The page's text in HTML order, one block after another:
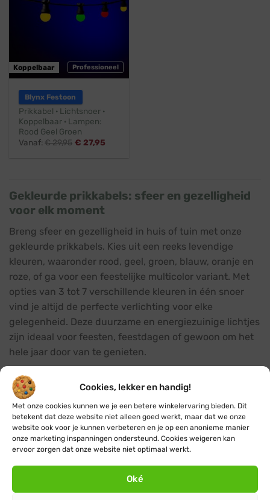
Cookies, lekker en handig!
Met onze cookies kunnen we je een betere winkelervaring bieden. Dit
betekent dat deze website niet alleen goed werkt, maar dat we onze
website ook voor je kunnen verbeteren en je op een anonieme manier
onze marketing inspanningen ondersteund. Cookies weigeren kan
ervoor zorgen dat onze website niet optimaal werkt.
Oké
Professioneel
Koppelbaar
Blynx Festoon
Prikkabel · Lichtsnoer ·
Koppelbaar · Lampen:
Rood Geel Groen
Vanaf:€29,95 € 27,95
Gekleurde prikkabels: sfeer en gezelligheid
voor elk moment
Breng sfeer en gezelligheid in huis of tuin met onze
gekleurde prikkabels. Kies uit een reeks levendige
kleuren, waaronder rood, geel, groen, blauw, oranje en
roze, of ga voor een feestelijke multicolor variant. Met
opties van 3 tot 7 verschillende kleuren in één snoer
vind je altijd de perfecte verlichting voor elke
gelegenheid. Deze duurzame en energiezuinige lichtjes
zijn ideaal voor feesten, feestdagen of gewoon om het
hele jaar door van te genieten.
Lengtes en aantallen lampjes
De gekleurde prikkabels zijn verkrijgbaar in lengtes van
5 en 10 meter, met respectievelijk 5, 10 of 15 lampjes
(5m) en 10, 20 of 30 lampjes (10m). De lampjes hebben
een onderlinge afstand van 33cm, 50cm of 1m. Dankzij
eenvoudig met elkaar verbinden om grotere
oppervlaktes te verlichten.